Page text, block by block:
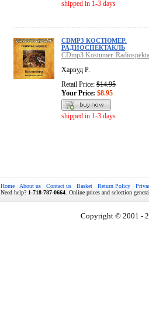
shipped in 1-3 days
CDMP3 КОСТЮМЕР.
РАДИОСПЕКТАКЛЬ
CDmp3 Kostumer.
Харвуд Р.
Retail Price: $14.95
Your Price: $8.95
shipped in 1-3 days
Home About us Contact us Basket Return Policy
Need help? 1-718-787-0664 . Online prices and selection
Copyright © 2001 -